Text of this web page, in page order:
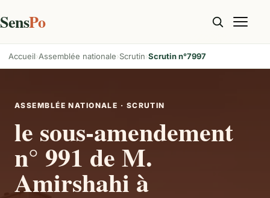
SensPo
Accueil Assemblée nationale Scrutin Scrutin n°7997
ASSEMBLÉE NATIONALE · SCRUTIN
le sous-amendement
n° 991 de M.
Amirshahi à